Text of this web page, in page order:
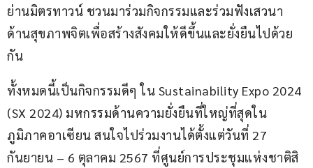
ย่านมิตรทาวน์ ชวนมาร่วมกิจกรรมและร่วมฟังเสวนา
ด้านสุขภาพจิตเพื่อสร้างสังคมให้ดีขึ้นและยั่งยืนไปด้วย
กัน
ทั้งหมดนี้เป็นกิจกรรมดีๆ ใน Sustainability Expo 2024
(SX 2024) มหกรรมด้านความยั่งยืนที่ใหญ่ที่สุดใน
ภูมิภาคอาเซียน สนใจไปร่วมงานได้ตั้งแต่วันที่ 27
กันยายน – 6 ตุลาคม 2567 ที่ศูนย์การประชุมแห่งชาติสิ